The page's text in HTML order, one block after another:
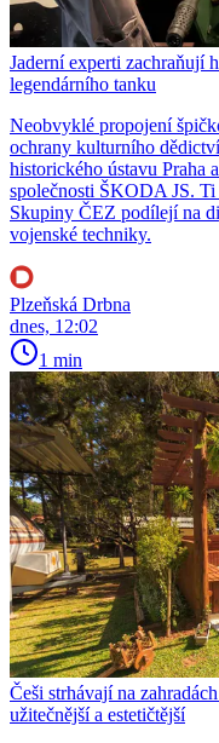
Jaderní experti zachraňují
legendárního tanku
Neobvyklé propojení
ochrany kulturního
historického ústavu Praha
společnosti ŠKODA JS.
Skupiny ČEZ podílejí na
vojenské techniky.
Plzeňská Drbna
dnes, 12:02
1 min
Češi strhávají na
užitečnější a estetičtější